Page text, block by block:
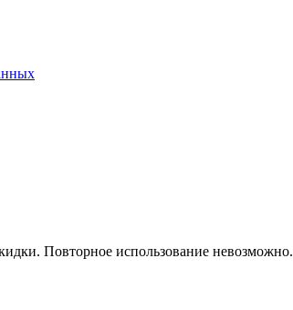
Повторное использование невозможно.